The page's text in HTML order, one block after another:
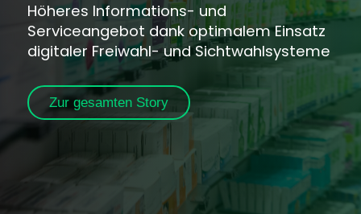
Höheres Informations- und
Serviceangebot dank optimalem Einsatz
digitaler Freiwahl- und Sichtwahlsysteme
Zur gesamten Story